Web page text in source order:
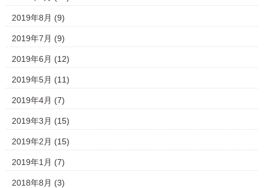
2019年8月 (9)
2019年7月 (9)
2019年6月 (12)
2019年5月 (11)
2019年4月 (7)
2019年3月 (15)
2019年2月 (15)
2019年1月 (7)
2018年8月 (3)